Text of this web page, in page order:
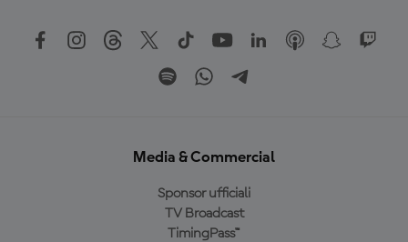
Media & Commercial
Sponsor ufficiali
TV Broadcast
TimingPass™